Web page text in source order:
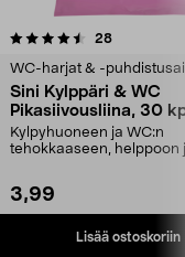
28arvostelut
WC-harjat & -
Sini Kylppäri & WC
Pikasiivousliina, 30
Kylpyhuoneen ja WC:n
tehokkaaseen, helppoon
3,99
Lisää ostoskoriin
4.0 viidestä